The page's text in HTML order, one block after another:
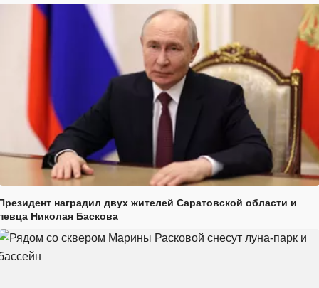
наградил двух жителей Саратовской области и
Николая Баскова